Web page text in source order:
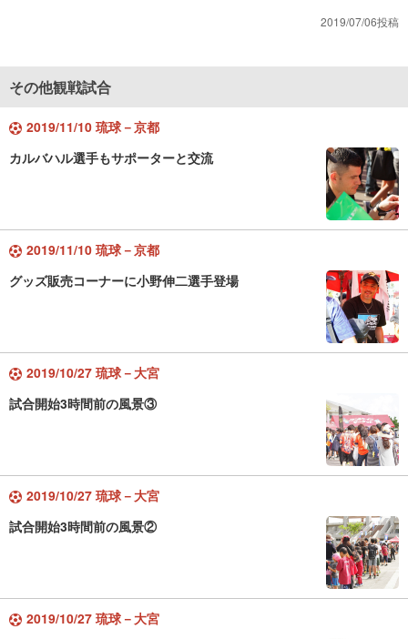
2019/07/06投稿
その他観戦試合
2019/11/10 琉球－京都
カルバハル選手もサポーターと交流
2019/11/10 琉球－京都
グッズ販売コーナーに小野伸二選手登場
2019/10/27 琉球－大宮
試合開始3時間前の風景③
2019/10/27 琉球－大宮
試合開始3時間前の風景②
2019/10/27 琉球－大宮